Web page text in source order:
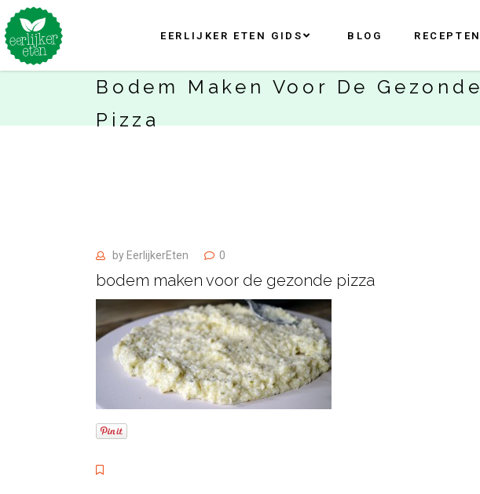
EERLIJKER ETEN GIDS BLOG RECEPTEN
Bodem Maken Voor De Gezonde
Pizza
by EerlijkerEten 0
bodem maken voor de gezonde pizza